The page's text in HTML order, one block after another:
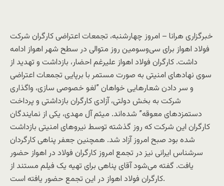
خبرگزاری هرانا – امروز چهارشنبه، تجمعات اعتراضی کارگران شرکت
فولاد اهواز برای سی‌‌‌و‌سومین روز متوالی در سطح شهر اهواز ادامه
داشت. کارگران فولاد اهواز علیرغم احضار، بازداشت و تهدید از
سوی نهادهای امنیتی به صورت مستمر با برپایی تجمعات اعتراضی
و سر دادن شعارهایی خواهان ”لغو خصوصی سازی، واگذاری
شرکت به بخش دولتی، آزادی کارگران بازداشتی و پرداخت
دستمزدهای معوقه” شده‌اند. میثم آل مهدی، یکی از نمایندگان
کارگران این شرکت که روز گذشته توسط نیروهای امنیتی بازداشت
شده بود صبح امروز آزاد شد. همچنین جعفر پناهی کارگردان
سرشناس ایرانی نیز در تجمع امروز کارگران فولاد در اهواز حضور
یافت. گفته می‌شود آقای پناهی برای تهیه یک فیلم مستند از
کارگران فولاد اهواز در این تجمع حضور یافته است.